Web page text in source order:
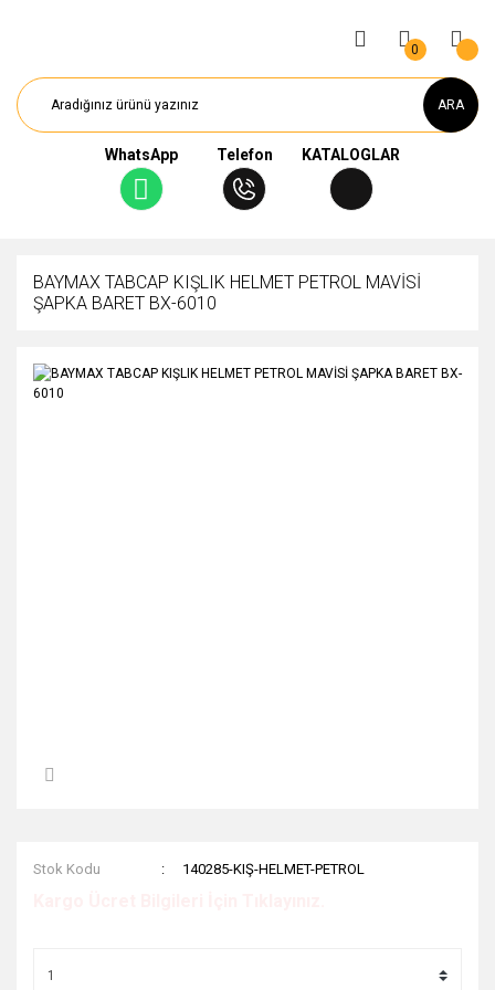
ARA
WhatsApp Telefon KATALOGLAR
0
BAYMAX TABCAP KIŞLIK HELMET PETROL MAVİSİ
ŞAPKA BARET BX-6010
Stok Kodu 140285-KIŞ-HELMET-PETROL